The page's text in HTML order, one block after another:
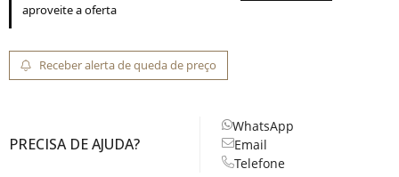
aproveite a oferta
Receber alerta de queda de preço
PRECISA DE AJUDA?
WhatsApp
Email
Telefone